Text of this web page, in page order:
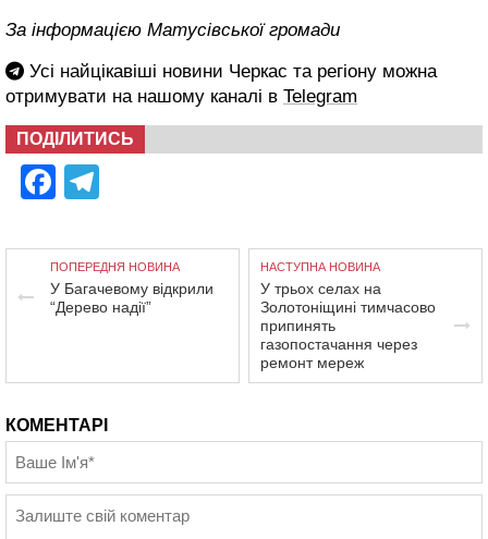
За інформацією Матусівської громади
Усі найцікавіші новини Черкас та регіону можна
отримувати на нашому каналі в Telegram
ПОДІЛИТИСЬ
Facebook
ПОПЕРЕДНЯ НОВИНА
У Багачевому відкрили
“Дерево надії”
НАСТУПНА НОВИНА
У трьох селах на
Золотоніщині тимчасово
припинять
газопостачання через
ремонт мереж
КОМЕНТАРІ